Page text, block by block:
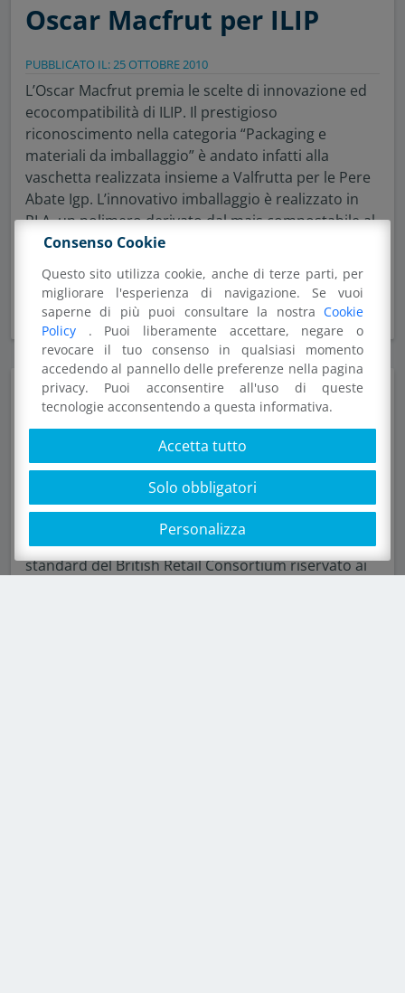
Oscar Macfrut per ILIP
PUBBLICATO IL: 25 OTTOBRE 2010
L’Oscar Macfrut premia le scelte di innovazione ed
ecocompatibilità di ILIP. Il prestigioso
riconoscimento nella categoria “Packaging e
materiali da imballaggio” è andato infatti alla
vaschetta realizzata insieme a Valfrutta per le Pere
Abate Igp. L’innovativo imballaggio è realizzato in
PLA, un polimero derivato dal mais compostabile al
100%.
Leggi tutto
ILIP, arriva l’OK del British
Retail Consortium
PUBBLICATO IL: 29 LUGLIO 2008
ILIP punta sempre più sulla qualità: la divisione
portante di ILPA srl ha recentemente ottenuto per i
suoi prodotti la certificazione BRC/IOP, il rigoroso
standard del British Retail Consortium riservato ai
Consenso Cookie
Questo sito utilizza cookie, anche di terze parti, per
migliorare l'esperienza di navigazione. Se vuoi
saperne di più puoi consultare la nostra Cookie
Policy . Puoi liberamente accettare, negare o
revocare il tuo consenso in qualsiasi momento
accedendo al pannello delle preferenze nella pagina
privacy. Puoi acconsentire all'uso di queste
tecnologie acconsentendo a questa informativa.
Accetta tutto
Solo obbligatori
Personalizza